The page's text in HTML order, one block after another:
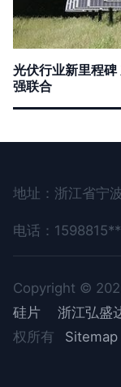
光伏行业新里程
强联合
地址：浙江省宁
电话：1598815**
Copyright ©
硅片
浙江弘盛
权所有
Sitemap